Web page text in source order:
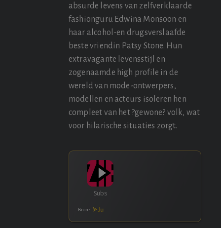
absurde levens van zelfverklaarde
fashionguru Edwina Monsoon en
haar alcohol-en drugsverslaafde
beste vriendin Patsy Stone. Hun
extravagante levensstijl en
zogenaamde high profile in de
wereld van mode-ontwerpers,
modellen en acteurs isoleren hen
compleet van het ?gewone? volk, wat
voor hilarische situaties zorgt.
Bron: